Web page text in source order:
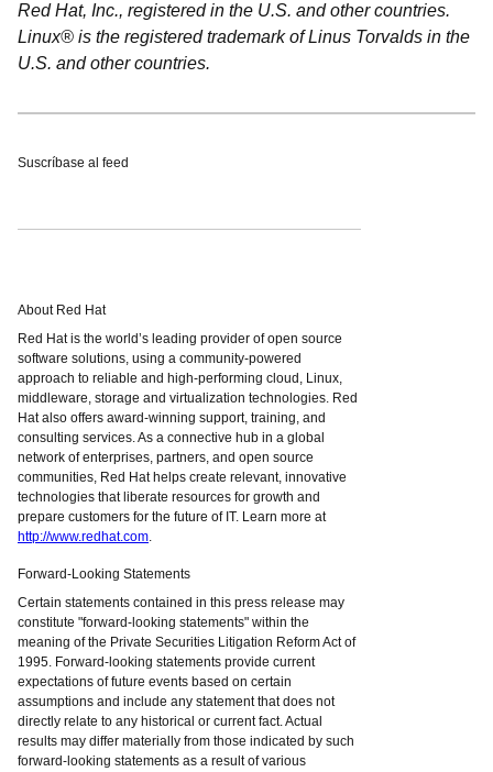
Red Hat, Inc., registered in the U.S. and other countries.
Linux® is the registered trademark of Linus Torvalds in the
U.S. and other countries.
Suscríbase al feed
About Red Hat
Red Hat is the world’s leading provider of open source
software solutions, using a community-powered
approach to reliable and high-performing cloud, Linux,
middleware, storage and virtualization technologies. Red
Hat also offers award-winning support, training, and
consulting services. As a connective hub in a global
network of enterprises, partners, and open source
communities, Red Hat helps create relevant, innovative
technologies that liberate resources for growth and
prepare customers for the future of IT. Learn more at
http://www.redhat.com.
Forward-Looking Statements
Certain statements contained in this press release may
constitute "forward-looking statements" within the
meaning of the Private Securities Litigation Reform Act of
1995. Forward-looking statements provide current
expectations of future events based on certain
assumptions and include any statement that does not
directly relate to any historical or current fact. Actual
results may differ materially from those indicated by such
forward-looking statements as a result of various